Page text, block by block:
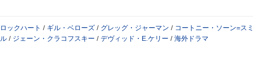
ックハート / ギル・ベローズ / グレッグ・ジャーマン / コートニー・ソーン=ス
/ ジェーン・クラコフスキー / デヴィッド・E.ケリー / 海外ドラマ